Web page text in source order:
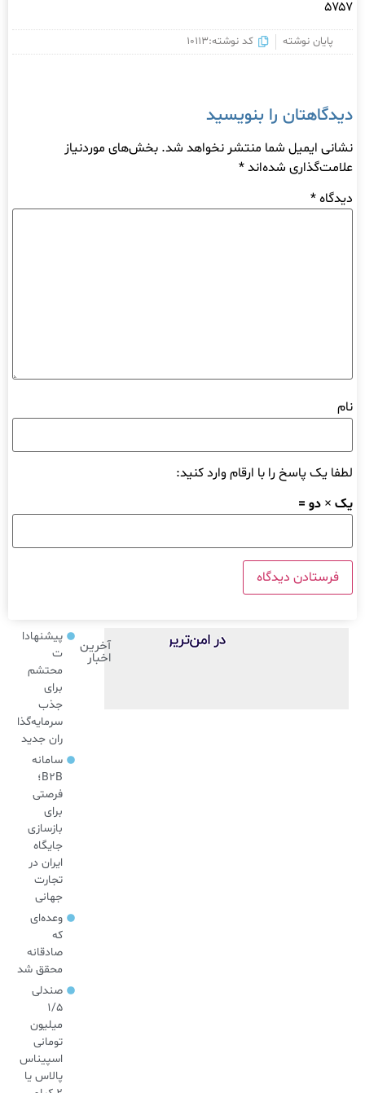
۵۷۵۷
پایان نوشته کد نوشته:10113
دیدگاهتان را بنویسید
نشانی ایمیل شما منتشر نخواهد شد. بخش‌های موردنیاز
علامت‌گذاری شده‌اند*
دیدگاه*
نام
لطفا یک پاسخ را با ارقام وارد کنید:
یک × دو =
آخرین
اخبار
پیشنهادا
ت
محتشم
برای
جذب
سرمایه‌گذا
ران جدید
سامانه
B2B؛
فرصتی
برای
بازسازی
جایگاه
ایران در
تجارت
جهانی
وعده‌ای
که
صادقانه
محقق شد
صندلی
۱/۵
میلیون
تومانی
اسپیناس
پالاس یا